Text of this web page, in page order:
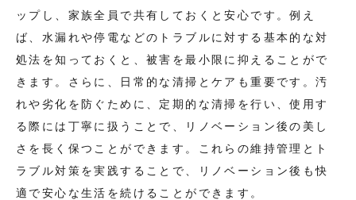
ップし、家族全員で共有しておくと安心です。例え
ば、水漏れや停電などのトラブルに対する基本的な対
処法を知っておくと、被害を最小限に抑えることがで
きます。さらに、日常的な清掃とケアも重要です。汚
れや劣化を防ぐために、定期的な清掃を行い、使用す
る際には丁寧に扱うことで、リノベーション後の美し
さを長く保つことができます。これらの維持管理とト
ラブル対策を実践することで、リノベーション後も快
適で安心な生活を続けることができます。